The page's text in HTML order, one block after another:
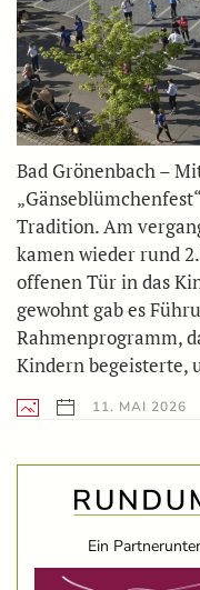
Bad Grönenbach –
Tradition. Am
kamen wieder rund
offenen Tür in das
gewohnt gab es
Rahmenprogramm,
Kindern
11. MAI 2026
Ein